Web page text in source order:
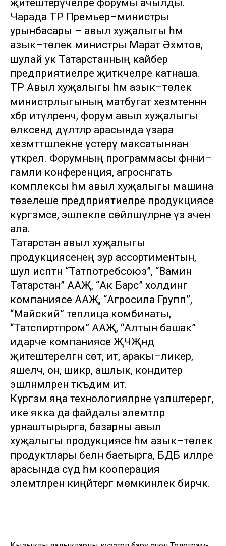
җитештерүчеләре форумы ачылды.
Чарада ТР Премьер–министры
урынбасары – авыл хуҗалыгы һәм
азык–төлек министры Марат Әхмәтов,
шулай ук Татарстанның кайбер
предприятиеләре җитәкчеләре катнаша.
ТР Авыл хуҗалыгы һәм азык–төлек
министрлыгының матбугат хезмәтеннән
хәбәр итүләренчә, форум авыл хуҗалыгы
өлкәсендә дәүләтләр арасында үзара
хезмәттәшлекне үстерү максатыннан
үткәрелә. Форумның программасы фәнни–
гамәли конференция, агросәнәгать
комплексы һәм авыл хуҗалыгы машина
төзелеше предприятиеләре продукциясе
күргәзмәсе, эшлекле сөйләшүләрне үз эченә
ала.
Татарстан авыл хуҗалыгы
продукциясенең зур ассортиментын,
шул исәптән “Татпотребсоюз”, “Вамин
Татарстан” ААҖ, “Ак Барс” холдинг
компаниясе ААҖ, “Агросила Групп”,
“Майский” теплица комбинаты,
“Татспиртпром” ААҖ, “Алтын башак”
идарәче компаниясе ҖЧҖндә
җитештерелгән сөт, ит, аракы–ликер,
яшелчә, он, шикәр, ашлык, кондитер
эшләнмәләрен тәкъдим итә.
Күргәзмә яңа технологияләрне үзләштерергә,
ике якка да файдалы элемтәләр
урнаштырырга, базарны авыл
хуҗалыгы продукциясе һәм азык–төлек
продуктлары белән баетырга, БДБ илләре
арасында сәүдә һәм кооперация
элемтәләрен киңәйтергә мөмкинлек бирәчәк.